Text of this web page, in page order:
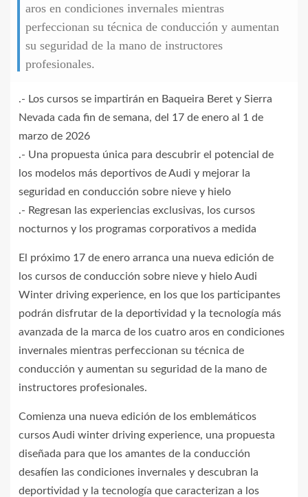
aros en condiciones invernales mientras
perfeccionan su técnica de conducción y aumentan
su seguridad de la mano de instructores
profesionales.
.- Los cursos se impartirán en Baqueira Beret y Sierra
Nevada cada fin de semana, del 17 de enero al 1 de
marzo de 2026
.- Una propuesta única para descubrir el potencial de
los modelos más deportivos de Audi y mejorar la
seguridad en conducción sobre nieve y hielo
.- Regresan las experiencias exclusivas, los cursos
nocturnos y los programas corporativos a medida
El próximo 17 de enero arranca una nueva edición de
los cursos de conducción sobre nieve y hielo Audi
Winter driving experience, en los que los participantes
podrán disfrutar de la deportividad y la tecnología más
avanzada de la marca de los cuatro aros en condiciones
invernales mientras perfeccionan su técnica de
conducción y aumentan su seguridad de la mano de
instructores profesionales.
Comienza una nueva edición de los emblemáticos
cursos Audi winter driving experience, una propuesta
diseñada para que los amantes de la conducción
desafíen las condiciones invernales y descubran la
deportividad y la tecnología que caracterizan a los